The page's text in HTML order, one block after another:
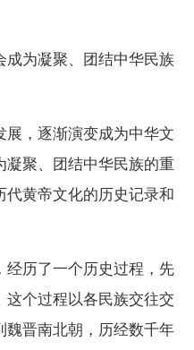
成为凝聚、团结中华民族
展，逐渐演变成为中华文
凝聚、团结中华民族的重
黄帝文化的历史记录和
经历了一个历史过程，先
这个过程以各民族交往交
魏晋南北朝，历经数千年